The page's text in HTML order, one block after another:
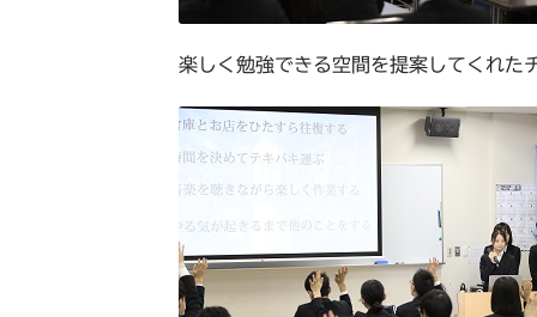
楽しく勉強できる空間を提案してくれた